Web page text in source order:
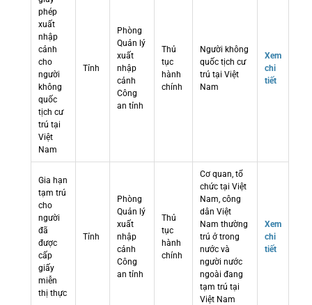
phép
xuất
nhập
cảnh
cho
người
không
quốc
tịch cư
trú tại
Việt
Nam
Tỉnh
Phòng
Quản lý
xuất
nhập
cảnh
Công
an tỉnh
Thủ
tục
hành
chính
Người không
quốc tịch cư
trú tại Việt
Nam
Xem
chi
tiết
Gia hạn
tạm trú
cho
người
đã
được
cấp
giấy
miễn
thị thực
Tỉnh
Phòng
Quản lý
xuất
nhập
cảnh
Công
an tỉnh
Thủ
tục
hành
chính
Cơ quan, tổ
chức tại Việt
Nam, công
dân Việt
Nam thường
trú ở trong
nước và
người nước
ngoài đang
tạm trú tại
Việt Nam
Xem
chi
tiết